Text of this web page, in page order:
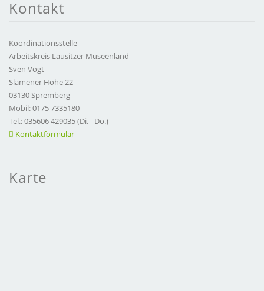
Kontakt
Koordinationsstelle
Arbeitskreis Lausitzer Museenland
Sven Vogt
Slamener Höhe 22
03130 Spremberg
Mobil: 0175 7335180
Tel.: 035606 429035 (Di. - Do.)
Kontaktformular
Karte